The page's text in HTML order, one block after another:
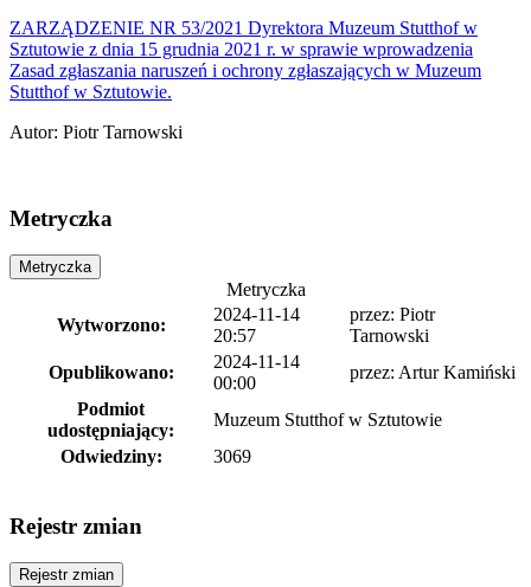
ZARZĄDZENIE NR 53/2021 Dyrektora Muzeum Stutthof w
Sztutowie z dnia 15 grudnia 2021 r. w sprawie wprowadzenia
Zasad zgłaszania naruszeń i ochrony zgłaszających w Muzeum
Stutthof w Sztutowie.
Autor: Piotr Tarnowski
Metryczka
Metryczka
Metryczka
Wytworzono:
2024-11-14
20:57
przez: Piotr
Tarnowski
Opublikowano:
2024-11-14
00:00
przez: Artur Kamiński
Podmiot
udostępniający:
Muzeum Stutthof w Sztutowie
Odwiedziny:
3069
Rejestr zmian
Rejestr zmian